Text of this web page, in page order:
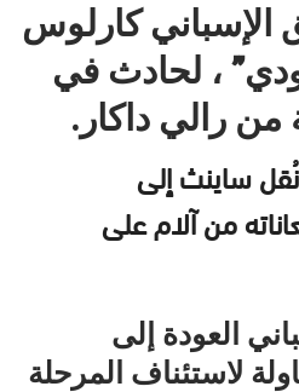
الإسباني كارلوس
، لحادث في
من رالي داكار.
ساينث إلى
من آلام على
العودة إلى
لاستئناف المرحلة